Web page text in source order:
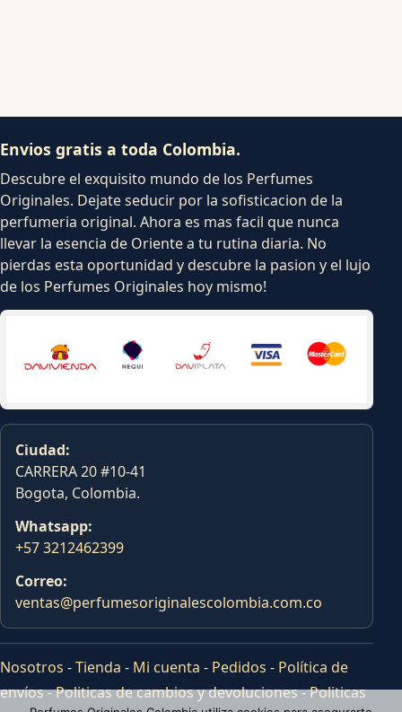
Envios gratis a toda Colombia.
Descubre el exquisito mundo de los Perfumes
Originales. Dejate seducir por la sofisticacion de la
perfumeria original. Ahora es mas facil que nunca
llevar la esencia de Oriente a tu rutina diaria. No
pierdas esta oportunidad y descubre la pasion y el lujo
de los Perfumes Originales hoy mismo!
Ciudad:
CARRERA 20 #10-41
Bogota, Colombia.
Whatsapp:
+57 3212462399
Correo:
ventas@perfumesoriginalescolombia.com.co
Nosotros -Tienda - Mi cuenta - Pedidos - Política de
envíos-Politicas de cambios y devoluciones-Politicas